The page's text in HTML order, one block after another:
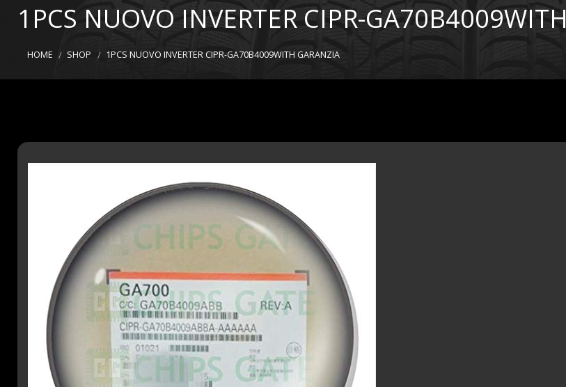
1PCS NUOVO INVERTER CIPR-
HOME SHOP 1PCS NUOVO INVERTER CIPR-GA70B4009WITH GARANZIA